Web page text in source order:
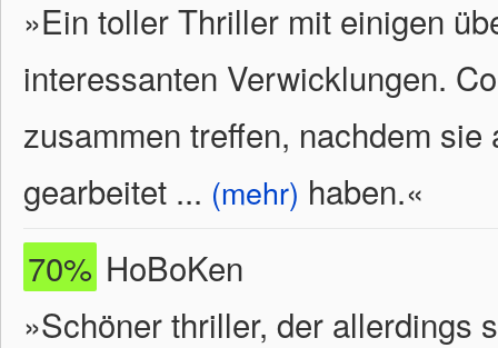
»Ein toller Thriller mit einigen
interessanten Verwicklungen.
zusammen treffen, nachdem
gearbeitet ... (mehr) haben.«
70% HoBoKen
»Schöner thriller, der allerdings